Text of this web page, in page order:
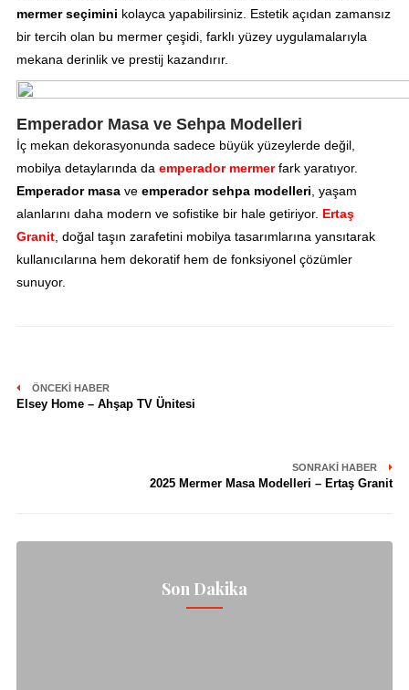
mermer seçimini kolayca yapabilirsiniz. Estetik açıdan zamansız
bir tercih olan bu mermer çeşidi, farklı yüzey uygulamalarıyla
mekana derinlik ve prestij kazandırır.
Emperador Masa ve Sehpa Modelleri
İç mekan dekorasyonunda sadece büyük yüzeylerde değil,
mobilya detaylarında da emperador mermerfark yaratıyor.
Emperador masave emperador sehpa modelleri, yaşam
alanlarını daha modern ve sofistike bir hale getiriyor. Ertaş
Granit, doğal taşın zarafetini mobilya tasarımlarına yansıtarak
kullanıcılarına hem dekoratif hem de fonksiyonel çözümler
sunuyor.
ÖNCEKI HABER
Elsey Home – Ahşap TV Ünitesi
SONRAKI HABER
2025 Mermer Masa Modelleri – Ertaş Granit
Son Dakika